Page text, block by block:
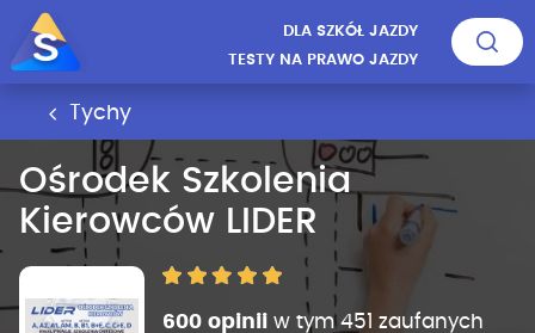
DLA SZKÓŁ JAZDY
TESTY NA PRAWO JAZDY
Tychy
Ośrodek Szkolenia
Kierowców LIDER
600 opinii w tym 451 zaufanych